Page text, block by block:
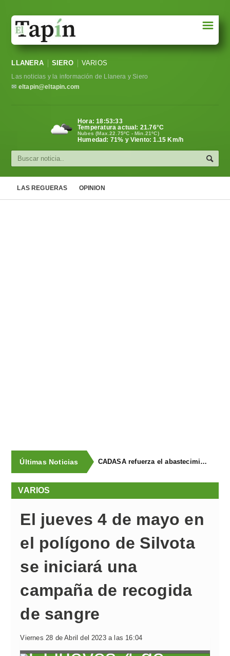
Sociedad
Política
Cultura
☰
LLANERA SIERO VARIOS
Las noticias y la información de Llanera y Siero
✉ eltapin@eltapin.com
Hora:18:53:34
Temperatura actual: 21.76°C
Nubes (Max.22.75ºC - Min.21ºC)
Humedad: 71% y Viento: 1.15 Km/h
LAS REGUERAS OPINION
Últimas Noticias CADASA refuerza el abastecimiento de agua a La Fresneda, Llanera y el polígono de Silvota con la puesta en servicio de una nueva conducción
VARIOS
El jueves 4 de mayo en
el polígono de Silvota
se iniciará una
campaña de recogida
de sangre
Viernes 28 de Abril del 2023 a las 16:04